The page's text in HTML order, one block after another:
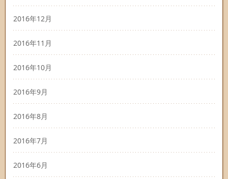
2016年12月
2016年11月
2016年10月
2016年9月
2016年8月
2016年7月
2016年6月